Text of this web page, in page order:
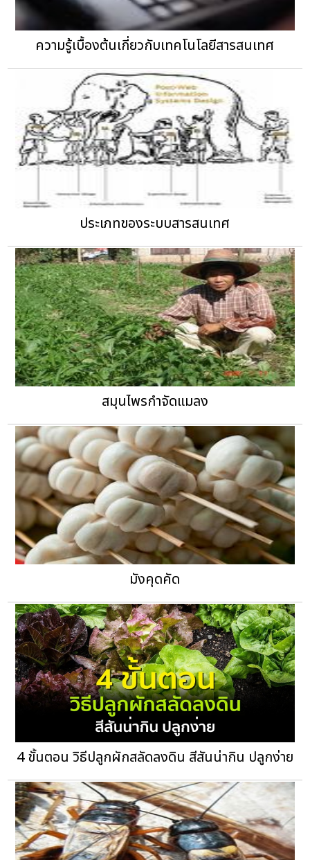
ความรู้เบื้องต้นเกี่ยวกับเทคโนโลยีสารสนเทศ
ประเภทของระบบสารสนเทศ
สมุนไพรกำจัดแมลง
มังคุดคัด
4 ขั้นตอน วิธีปลูกผักสลัดลงดิน สีสันน่ากิน ปลูกง่าย